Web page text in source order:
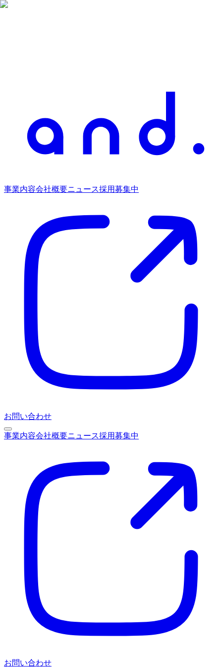
事業内容会社概要ニュース採用募集中
お問い合わせ
事業内容会社概要ニュース採用募集中
お問い合わせ